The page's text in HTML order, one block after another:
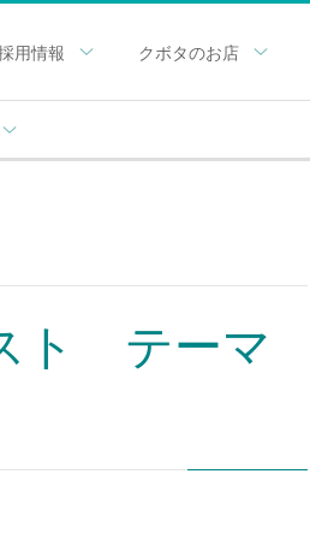
用情報 クボタのお店
ト テーマ